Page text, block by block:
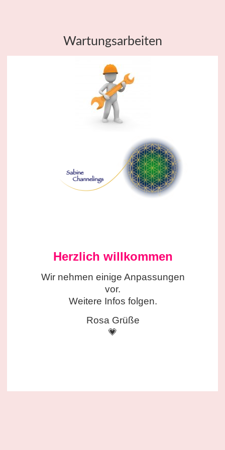
Wartungsarbeiten
Herzlich willkommen
Wir nehmen einige Anpassungen
vor.
Weitere Infos folgen.
Rosa Grüße
💗